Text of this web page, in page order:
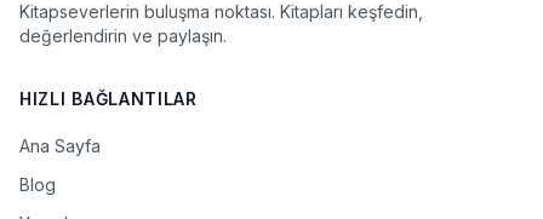
Kitapseverlerin buluşma noktası. Kitapları keşfedin,
değerlendirin ve paylaşın.
HIZLI BAĞLANTILAR
Ana Sayfa
Blog